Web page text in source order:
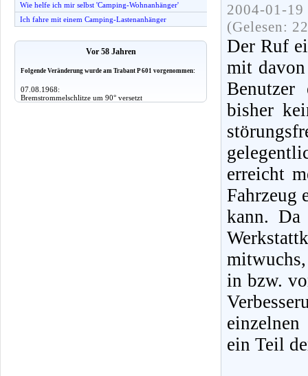
Wie helfe ich mir selbst 'Camping-Wohnanhänger'
Ich fahre mit einem Camping-Lastenanhänger
Vor 58 Jahren
Folgende Veränderung wurde am Trabant P 601 vorgenommen:
07.08.1968:
Bremstrommelschlitze um 90° versetzt
2004-01-
(Gelesen:
Der Ruf
mit
Benutzer
bisher
erreicht
Fahrzeug
kann. Da
in bzw.
ein Teil